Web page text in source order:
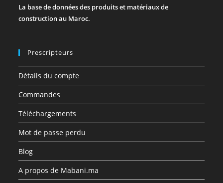
La base de données des produits et matériaux de
construction au Maroc.
Prescripteurs
Détails du compte
Commandes
Téléchargements
Mot de passe perdu
Blog
A propos de Mabani.ma